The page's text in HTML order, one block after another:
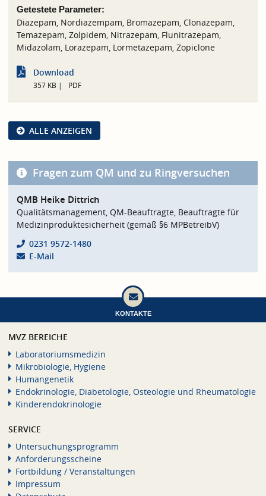
Getestete Parameter:
Diazepam, Nordiazempam, Bromazepam, Clonazepam,
Temazepam, Zolpidem, Nitrazepam, Flunitrazepam,
Midazolam, Lorazepam, Lormetazepam, Zopiclone
Download
357 KB PDF
ALLE ANZEIGEN
Fragen zum QM und zu Ringversuchen
QMB Heike Dittrich
Qualitätsmanagement, QM-Beauftragte, Beauftragte für
Medizinproduktesicherheit (gemäß §6 MPBetreibV)
0231 9572-1480
E-Mail
KONTAKTE
MVZ BEREICHE
Laboratoriumsmedizin
Mikrobiologie, Hygiene
Humangenetik
Endokrinologie, Diabetologie, Osteologie und Rheumatologie
Kinderendokrinologie
SERVICE
Untersuchungsprogramm
Anforderungsscheine
Fortbildung / Veranstaltungen
Impressum